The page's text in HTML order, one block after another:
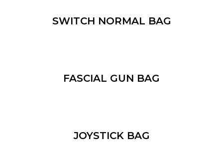
SWITCH NORMAL BAG
FASCIAL GUN BAG
JOYSTICK BAG